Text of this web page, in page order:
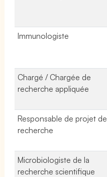
Immunologiste
Chargé / Chargée de
recherche appliquée
Responsable de projet de
recherche
Microbiologiste de la
recherche scientifique